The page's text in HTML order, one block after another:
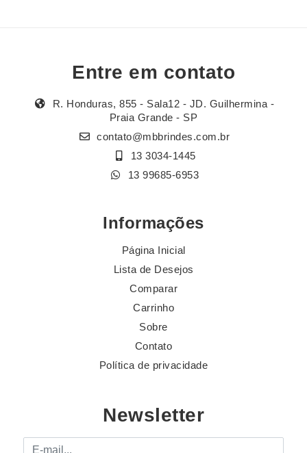
Entre em contato
R. Honduras, 855 - Sala12 - JD. Guilhermina -
Praia Grande - SP
contato@mbbrindes.com.br
13 3034-1445
13 99685-6953
Informações
Página Inicial
Lista de Desejos
Comparar
Carrinho
Sobre
Contato
Política de privacidade
Newsletter
E-mail